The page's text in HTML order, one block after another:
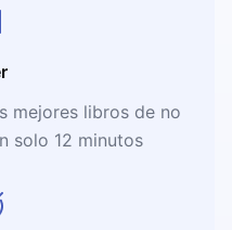
mejores libros de no
solo 12 minutos